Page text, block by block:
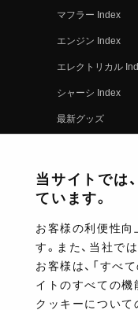
マフラー Index
エンジン Index
エレクトリカル
シャーシ Index
最新グッズ
コンプリート
当サイトでは
ています。
お客様の利便性向
す。また、当社で
お客様は、「すべ
イトのすべての機
クッキーについて